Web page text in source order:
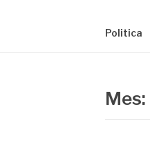
Politica
Mes: